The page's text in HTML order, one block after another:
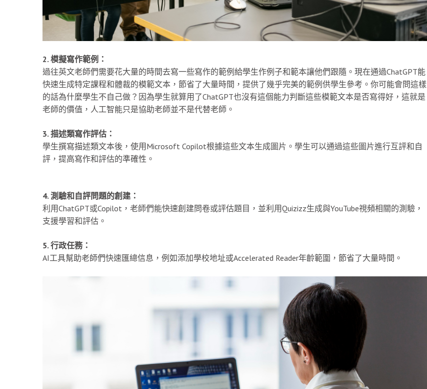
2. 模擬寫作範例：
過往英文老師們需要花大量的時間去寫一些寫作的範例給學生作例子和範本讓他們跟隨。現在通過ChatGPT能
快速生成特定課程和體裁的模範文本，節省了大量時間，提供了幾乎完美的範例供學生參考。你可能會問這樣
的話為什麼學生不自己做？因為學生就算用了ChatGPT也沒有這個能力判斷這些模範文本是否寫得好，這就是
老師的價值，人工智能只是協助老師並不是代替老師。
3. 描述類寫作評估：
學生撰寫描述類文本後，使用Microsoft Copilot根據這些文本生成圖片。學生可以通過這些圖片進行互評和自
評，提高寫作和評估的準確性。
4. 測驗和自評問題的創建：
利用ChatGPT或Copilot，老師們能快速創建問卷或評估題目，並利用Quizizz生成與YouTube視頻相關的測驗，
支援學習和評估。
5. 行政任務：
AI工具幫助老師們快速匯總信息，例如添加學校地址或Accelerated Reader年齡範圍，節省了大量時間。